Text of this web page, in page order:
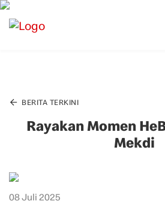
BERITA TERKINI
Rayakan Momen
Mekdi
08 Juli 2025